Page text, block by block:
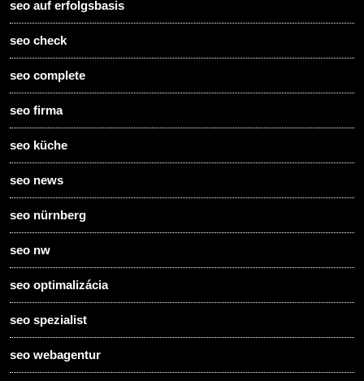
seo auf erfolgsbasis
seo check
seo complete
seo firma
seo küche
seo news
seo nürnberg
seo nw
seo optimalizácia
seo spezialist
seo webagentur